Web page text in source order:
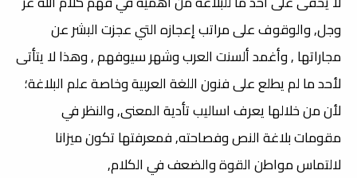
وجل, والوقوف على مراتب إعجازه التي عجزت البشر عن
مجاراتها , وأغمد ألسنت العرب وشهر سيوفهم , وهذا لا يتأتى
لأحد ما لم يطلع على فنون اللغة العربية وخاصة علم البلاغة؛
لأن من خلالها يعرف اساليب تأدية المعنى, والنظر في
مقومات بلاغة النص وفصاحته, فمعرفتها تكون ميزانا
لالتماس مواطن القوة والضعف في الكلام,